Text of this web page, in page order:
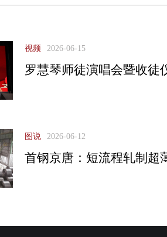
视频 2026-06-15
罗慧琴师徒演唱会暨收徒
图说 2026-06-12
首钢京唐：短流程轧制超